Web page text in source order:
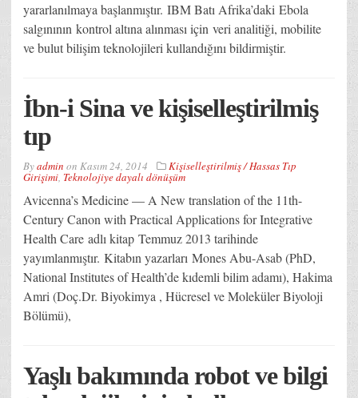
yararlanılmaya başlanmıştır. IBM Batı Afrika’daki Ebola
salgınının kontrol altına alınması için veri analitiği, mobilite
ve bulut bilişim teknolojileri kullandığını bildirmiştir.
İbn-i Sina ve kişiselleştirilmiş
tıp
Byadmin on Kasım 24, 2014 Kişiselleştirilmiş / Hassas Tıp
Girişimi, Teknolojiye dayalı dönüşüm
Avicenna’s Medicine — A New translation of the 11th-
Century Canon with Practical Applications for Integrative
Health Care adlı kitap Temmuz 2013 tarihinde
yayımlanmıştır. Kitabın yazarları Mones Abu-Asab (PhD,
National Institutes of Health’de kıdemli bilim adamı), Hakima
Amri (Doç.Dr. Biyokimya , Hücresel ve Moleküler Biyoloji
Bölümü),
Yaşlı bakımında robot ve bilgi